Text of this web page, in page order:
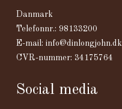
Danmark
Telefonnr.: 98133200
E-mail : info@dinlongjohn.dk
CVR-nummer: 34175764
Social media